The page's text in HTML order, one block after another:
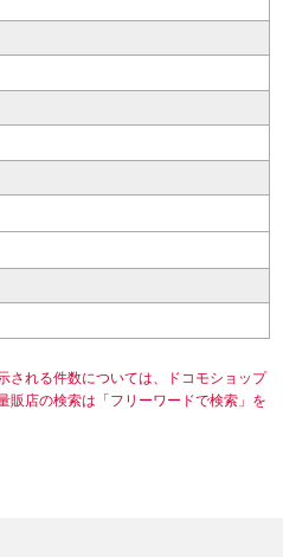
される件数については、ドコモショップ
販店の検索は「フリーワードで検索」を